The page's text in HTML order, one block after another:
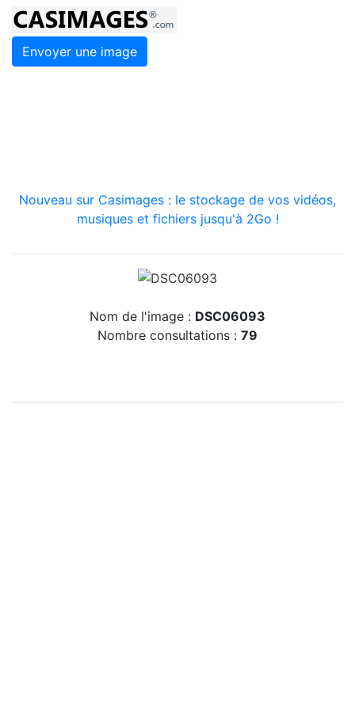
Envoyer une image
Nouveau sur Casimages : le stockage de vos vidéos,
musiques et fichiers jusqu'à 2Go !
Nom de l'image : DSC06093
Nombre consultations : 79